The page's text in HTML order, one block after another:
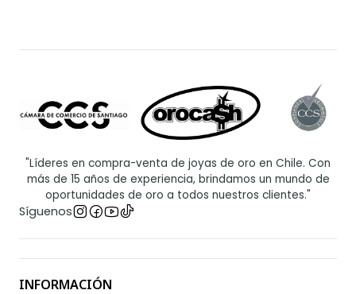
"Líderes en compra-venta de joyas de oro en Chile. Con
más de 15 años de experiencia, brindamos un mundo de
oportunidades de oro a todos nuestros clientes."
Síguenos
INFORMACIÓN